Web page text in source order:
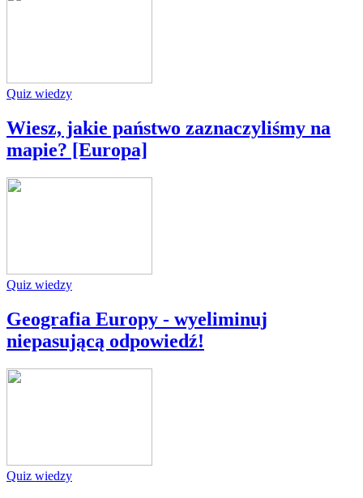
Quiz wiedzy
Wiesz, jakie państwo zaznaczyliśmy na
mapie? [Europa]
Quiz wiedzy
Geografia Europy - wyeliminuj
niepasującą odpowiedź!
Quiz wiedzy